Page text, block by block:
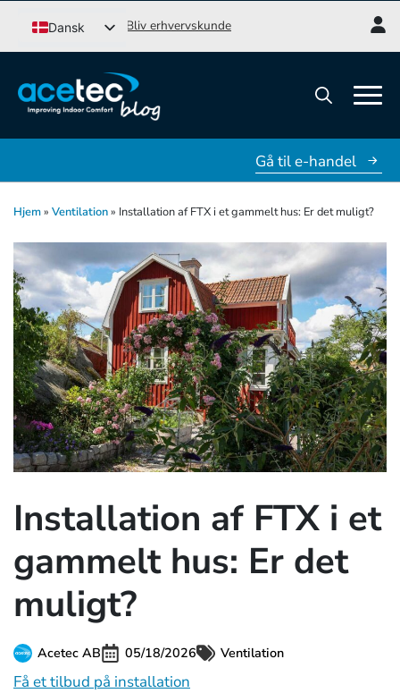
Dansk
Svenska
English (UK)
Norsk bokmål
Bliv erhvervskunde
efter:
Gå til e-handel
Hjem» Ventilation» Installation af FTX i et gammelt hus: Er det muligt?
Installation af FTX i et
gammelt hus: Er det
muligt?
Acetec AB 05/18/2026 Ventilation
Få et tilbud på installation